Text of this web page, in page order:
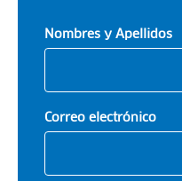
Nombres y Apellidos
Correo electrónico